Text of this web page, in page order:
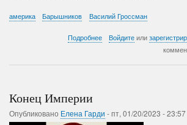
америка Барышников Василий Гроссман
Подробнее
Шеренцисы
Войдите или
Конец Империи
Опубликовано Елена Гарди -пт, 01/20/2023 - 23:57